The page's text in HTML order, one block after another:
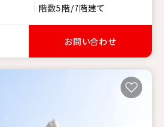
階数5階/7階建て
お問い合わせ